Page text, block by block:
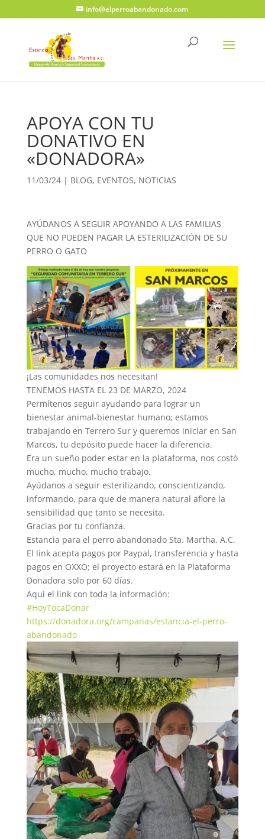
info@elperroabandonado.com
APOYA CON TU
DONATIVO EN
«DONADORA»
11/03/24| BLOG, EVENTOS, NOTICIAS
AYÚDANOS A SEGUIR APOYANDO A LAS FAMILIAS
QUE NO PUEDEN PAGAR LA ESTERILIZACIÓN DE SU
PERRO O GATO
¡Las comunidades nos necesitan!
TENEMOS HASTA EL 23 DE MARZO, 2024
Permítenos seguir ayudando para lograr un
bienestar animal-bienestar humano; estamos
trabajando en Terrero Sur y queremos iniciar en San
Marcos, tu depósito puede hacer la diferencia.
Era un sueño poder estar en la plataforma, nos costó
mucho, mucho, mucho trabajo.
Ayúdanos a seguir esterilizando, conscientizando,
informando, para que de manera natural aflore la
sensibilidad que tanto se necesita.
Gracias por tu confianza.
Estancia para el perro abandonado Sta. Martha, A.C.
El link acepta pagos por Paypal, transferencia y hasta
pagos en OXXO; el proyecto estará en la Plataforma
Donadora solo por 60 días.
Aquí el link con toda la información:
#HoyTocaDonar
https://donadora.org/campanas/estancia-el-perro-
abandonado